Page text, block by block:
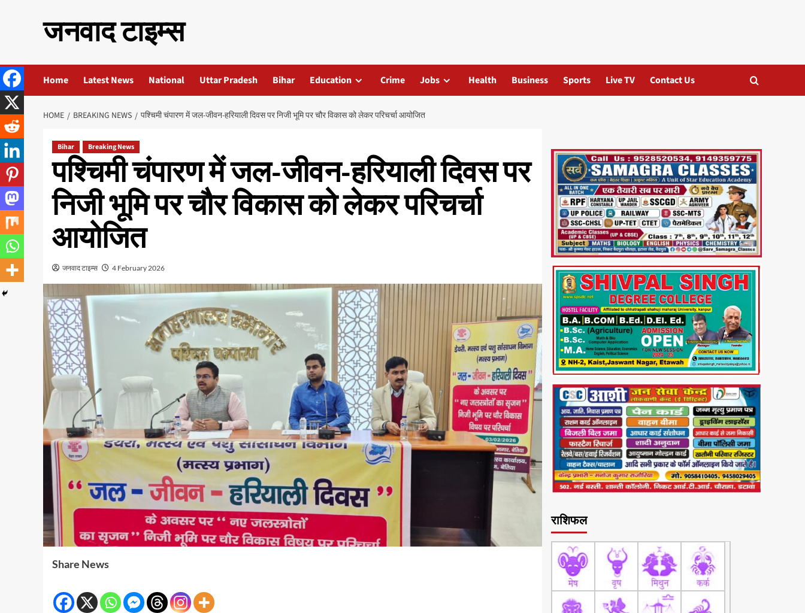
जनवाद टाइम्स
Home Latest News National Uttar Pradesh Bihar Education Crime Jobs Health Business Sports Live TV Contact Us
HOME BREAKING NEWS पश्चिमी चंपारण में जल-जीवन-हरियाली दिवस पर निजी भूमि पर चौर विकास को लेकर परिचर्चा आयोजित
Bihar Breaking News
पश्चिमी चंपारण में जल-जीवन-हरियाली दिवस पर
निजी भूमि पर चौर विकास को लेकर परिचर्चा
आयोजित
जनवाद टाइम्स 4 February 2026
Share News
राशिफल